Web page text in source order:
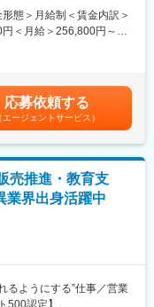
社後の研修で安全に運転
ャレンジ制度による他分
ます。
／課長代理：500～850
年少35歳）／管理職：
る社会的意義のある仕事
グ
ート
、すべての都道府県に支
しながら、社員一人ひ
適な提案を行っていま
よう、充実した教育カ
す。
の他に、全社的な視点か
態＞月給制＜賃金内訳＞
＜月給＞256,800円～
地手当等を支給■詳細は社
回／賞与：年2回賃金は
て上下する可能性があ
表記です。
応募依頼する
エージェントサービス）
売推進・教育支
業界出身活躍中
るようにする”仕事／営業
500認定】